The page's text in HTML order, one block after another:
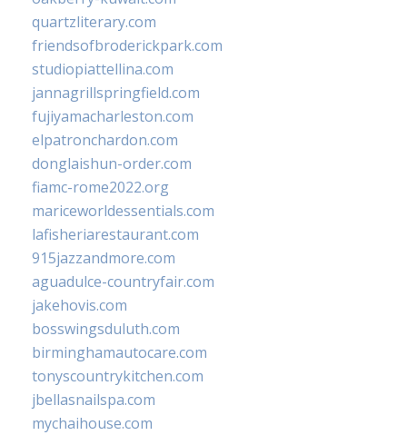
quartzliterary.com
friendsofbroderickpark.com
studiopiattellina.com
jannagrillspringfield.com
fujiyamacharleston.com
elpatronchardon.com
donglaishun-order.com
fiamc-rome2022.org
mariceworldessentials.com
lafisheriarestaurant.com
915jazzandmore.com
aguadulce-countryfair.com
jakehovis.com
bosswingsduluth.com
birminghamautocare.com
tonyscountrykitchen.com
jbellasnailspa.com
mychaihouse.com